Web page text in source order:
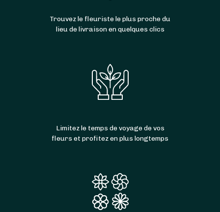
Trouvez le fleuriste le plus proche du
lieu de livraison en quelques clics
Limitez le temps de voyage de vos
fleurs et profitez en plus longtemps